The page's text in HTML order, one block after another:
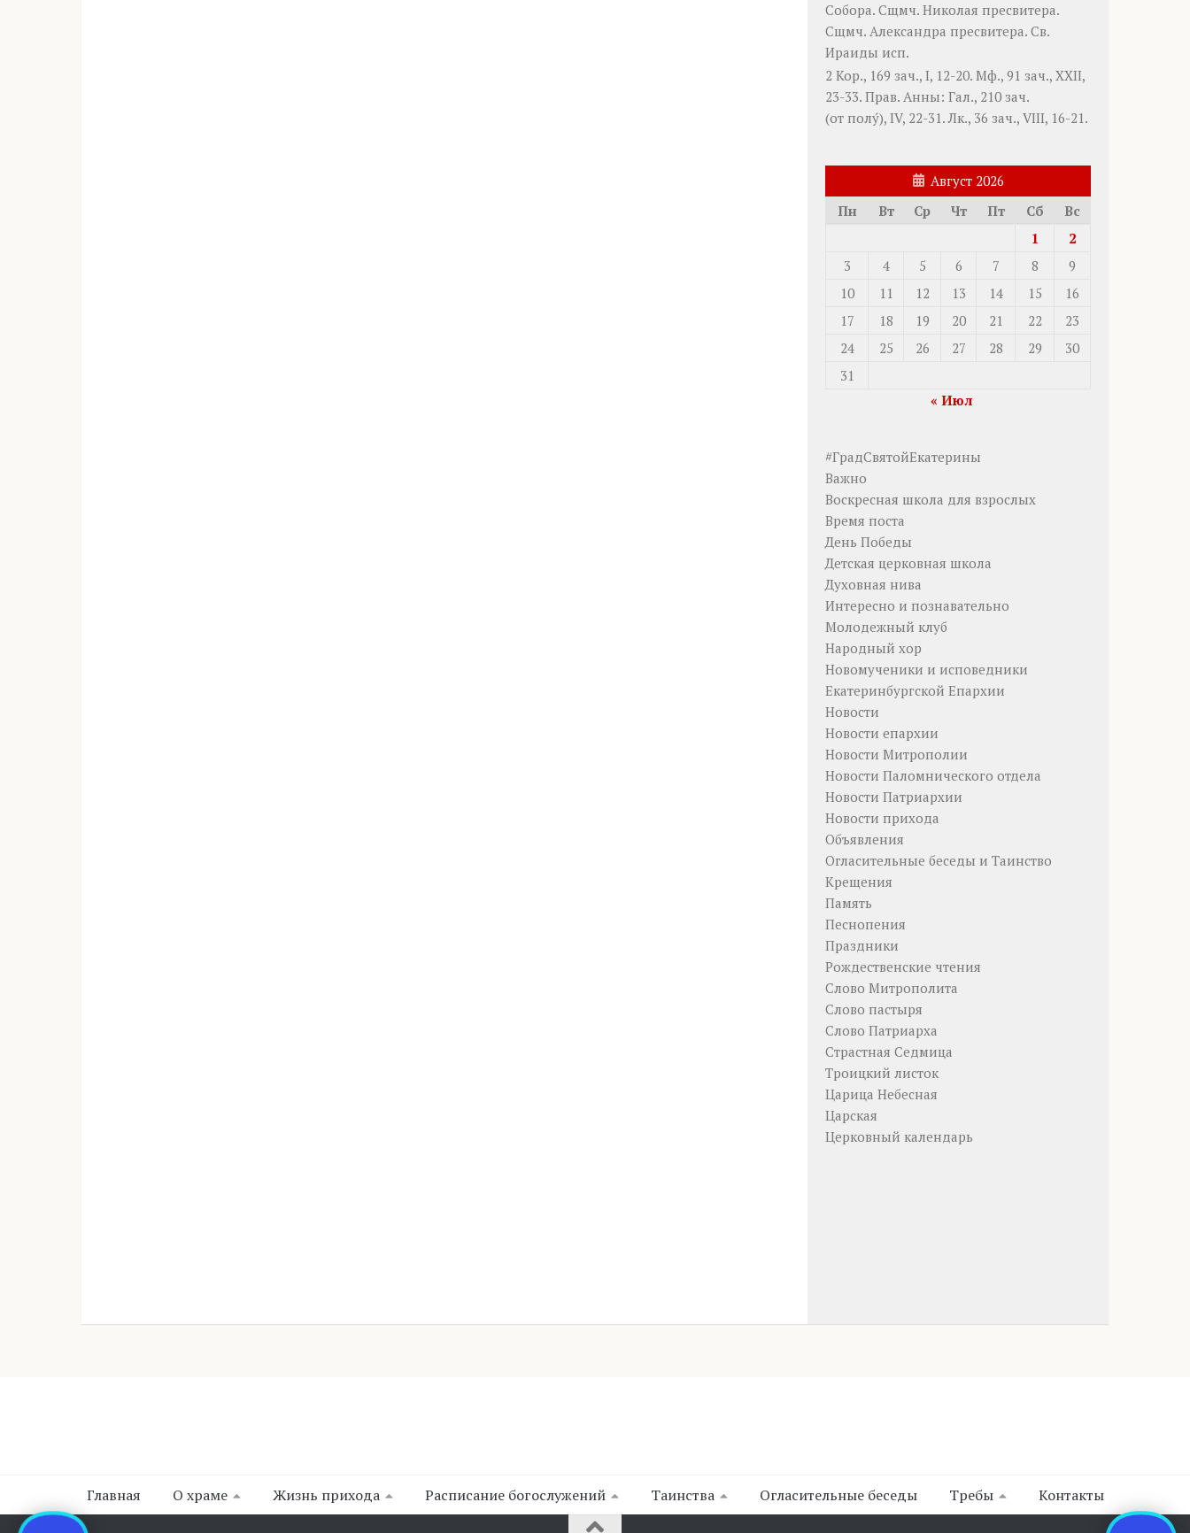
Собора. Сщмч. Николая пресвитера.
Сщмч. Александра пресвитера. Св.
Ираиды исп.
2 Кор., 169 зач., I, 12-20. Мф., 91 зач., XXII,
23-33. Прав. Анны: Гал., 210 зач.
(от полу́), IV, 22-31. Лк., 36 зач., VIII, 16-21.
Август 2026
Пн
Вт Ср Чт Пт Сб
Вс
1
2
3
4 5 6 7 8
9
10
11 12 13 14 15
16
17
18 19 20 21 22
23
24
25 26 27 28 29
30
31
« Июл
#ГрадСвятойЕкатерины
Важно
Воскресная школа для взрослых
Время поста
День Победы
Детская церковная школа
Духовная нива
Интересно и познавательно
Молодежный клуб
Народный хор
Новомученики и исповедники
Екатеринбургской Епархии
Новости
Новости епархии
Новости Митрополии
Новости Паломнического отдела
Новости Патриархии
Новости прихода
Объявления
Огласительные беседы и Таинство
Крещения
Память
Песнопения
Праздники
Рождественские чтения
Слово Митрополита
Слово пастыря
Слово Патриарха
Страстная Седмица
Троицкий листок
Царица Небесная
Царская
Церковный календарь
Главная О храме Жизнь прихода Расписание богослужений Таинства Огласительные беседы Требы Контакты